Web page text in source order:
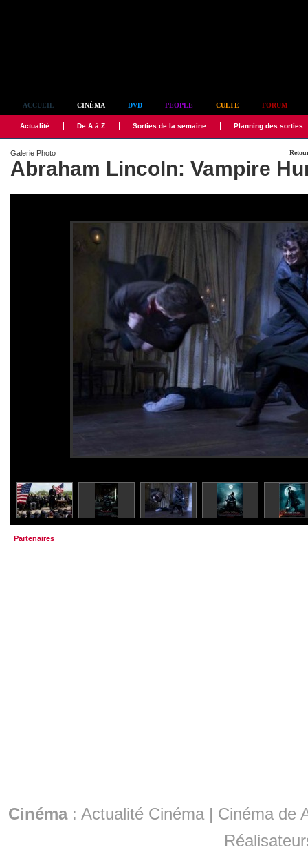
ACCUEIL CINÉMA DVD PEOPLE CULTE FORUM
Actualité De A à Z Sorties de la semaine Planning des sorties
Galerie Photo
Abraham Lincoln: Vampire
Partenaires
Cinéma: Actualité Cinéma | Cinéma de